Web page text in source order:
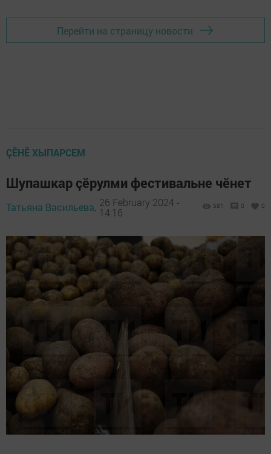
Перейти на страницу новости
ÇӖНӖ ХЫПАРСЕМ
Шупашкар çӗрулми фестивальне чӗнет
Татьяна Васильева, 26 February 2024 -
14:16
581 0 0